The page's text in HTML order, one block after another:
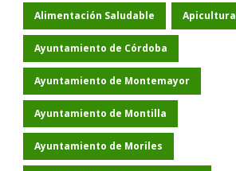
Alimentación Saludable Apicultura
Ayuntamiento de Córdoba
Ayuntamiento de Montemayor
Ayuntamiento de Montilla
Ayuntamiento de Moriles